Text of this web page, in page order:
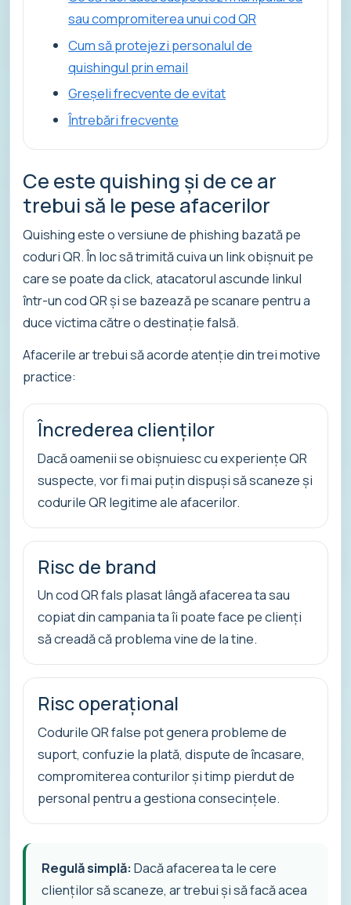
sau compromiterea unui cod QR
Cum să protejezi personalul de
quishingul prin email
Greșeli frecvente de evitat
Întrebări frecvente
Ce este quishing și de ce ar
trebui să le pese afacerilor
Quishing este o versiune de phishing bazată pe
coduri QR. În loc să trimită cuiva un link obișnuit pe
care se poate da click, atacatorul ascunde linkul
într-un cod QR și se bazează pe scanare pentru a
duce victima către o destinație falsă.
Afacerile ar trebui să acorde atenție din trei motive
practice:
Încrederea clienților
Dacă oamenii se obișnuiesc cu experiențe QR
suspecte, vor fi mai puțin dispuși să scaneze și
codurile QR legitime ale afacerilor.
Risc de brand
Un cod QR fals plasat lângă afacerea ta sau
copiat din campania ta îi poate face pe clienți
să creadă că problema vine de la tine.
Risc operațional
Codurile QR false pot genera probleme de
suport, confuzie la plată, dispute de încasare,
compromiterea conturilor și timp pierdut de
personal pentru a gestiona consecințele.
Regulă simplă: Dacă afacerea ta le cere
clienților să scaneze, ar trebui și să facă acea